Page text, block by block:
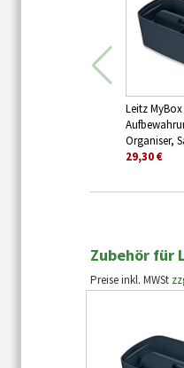
Leitz
Organiser,
29,30 €
Zubehör für
Preise inkl. MWSt